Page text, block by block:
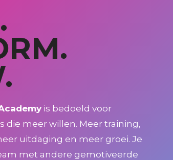
is bedoeld voor
die meer willen. Meer training,
uitdaging en meer groei. Je
met andere gemotiveerde